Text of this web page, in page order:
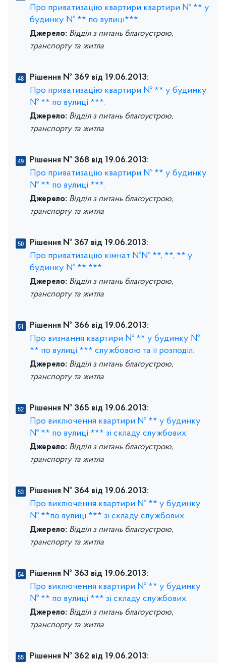
Про приватизацію квартири квартири № ** у
будинку № ** по вулиці***.
Джерело: Відділ з питань благоустрою,
транспорту та житла
Рішення № 369 від 19.06.2013:
Про приватизацію квартири № ** у будинку
№ ** по вулиці ***.
Джерело: Відділ з питань благоустрою,
транспорту та житла
Рішення № 368 від 19.06.2013:
Про приватизацію квартири № ** у будинку
№ ** по вулиці ***.
Джерело: Відділ з питань благоустрою,
транспорту та житла
Рішення № 367 від 19.06.2013:
Про приватизацію кімнат №№ **, **, ** у
будинку № ** ***.
Джерело: Відділ з питань благоустрою,
транспорту та житла
Рішення № 366 від 19.06.2013:
Про визнання квартири № ** у будинку №
** по вулиці *** службовою та її розподіл.
Джерело: Відділ з питань благоустрою,
транспорту та житла
Рішення № 365 від 19.06.2013:
Про виключення квартири № ** у будинку
№ ** по вулиці *** зі складу службових.
Джерело: Відділ з питань благоустрою,
транспорту та житла
Рішення № 364 від 19.06.2013:
Про виключення квартири № ** у будинку
№ **по вулиці *** зі складу службових.
Джерело: Відділ з питань благоустрою,
транспорту та житла
Рішення № 363 від 19.06.2013:
Про виключення квартири № ** у будинку
№ ** по вулиці *** зі складу службових.
Джерело: Відділ з питань благоустрою,
транспорту та житла
Рішення № 362 від 19.06.2013: